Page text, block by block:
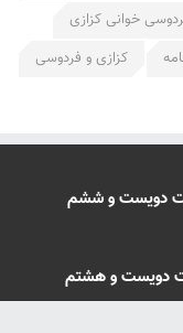
خوانی کزازی
کزازی و فردوسی
دویست و ششم
دویست و هشتم